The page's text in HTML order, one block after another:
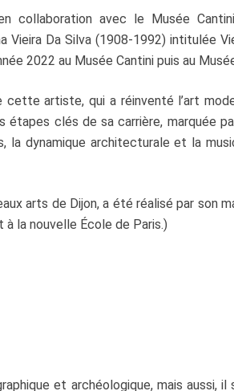
collaboration avec le Musée
Vieira Da Silva (1908-1992) intitulée
2022 au Musée Cantini puis au
cette artiste, qui a réinventé l’art
clés de sa carrière, marquée
la dynamique architecturale et la
arts de Dijon, a été réalisé par son
à la nouvelle École de Paris.)
et archéologique, mais aussi, il